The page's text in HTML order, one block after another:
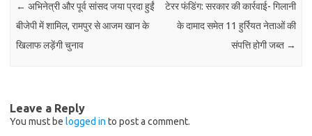
← अभिनेत्री और पूर्व सांसद जया प्रदा हुईं
बीजेपी में शामिल, रामपुर से आजम खान के
खिलाफ लड़ेंगी चुनाव
टेरर फंडिंग: सरकार की कार्रवाई- गिलानी
के दामाद समेत 11 हुर्रियत नेताओं की
संपत्ति होगी जब्त →
Leave a Reply
You must be logged in to post a comment.